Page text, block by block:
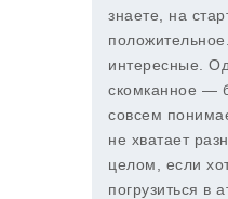
знаете, на
интересные.
скомканное —
совсем
не хватает
целом, если
погрузиться в